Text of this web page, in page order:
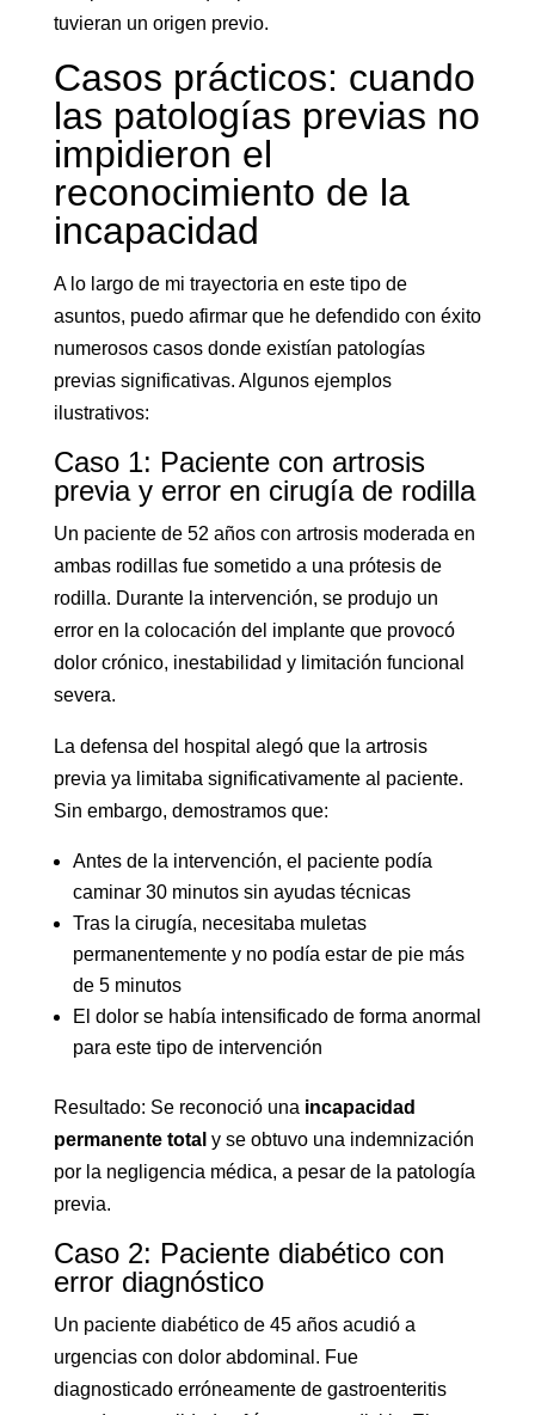
tuvieran un origen previo.
Casos prácticos: cuando
las patologías previas no
impidieron el
reconocimiento de la
incapacidad
A lo largo de mi trayectoria en este tipo de
asuntos, puedo afirmar que he defendido con éxito
numerosos casos donde existían patologías
previas significativas. Algunos ejemplos
ilustrativos:
Caso 1: Paciente con artrosis
previa y error en cirugía de rodilla
Un paciente de 52 años con artrosis moderada en
ambas rodillas fue sometido a una prótesis de
rodilla. Durante la intervención, se produjo un
error en la colocación del implante que provocó
dolor crónico, inestabilidad y limitación funcional
severa.
La defensa del hospital alegó que la artrosis
previa ya limitaba significativamente al paciente.
Sin embargo, demostramos que:
Antes de la intervención, el paciente podía
caminar 30 minutos sin ayudas técnicas
Tras la cirugía, necesitaba muletas
permanentemente y no podía estar de pie más
de 5 minutos
El dolor se había intensificado de forma anormal
para este tipo de intervención
Resultado: Se reconoció una incapacidad
permanente total y se obtuvo una indemnización
por la negligencia médica, a pesar de la patología
previa.
Caso 2: Paciente diabético con
error diagnóstico
Un paciente diabético de 45 años acudió a
urgencias con dolor abdominal. Fue
diagnosticado erróneamente de gastroenteritis